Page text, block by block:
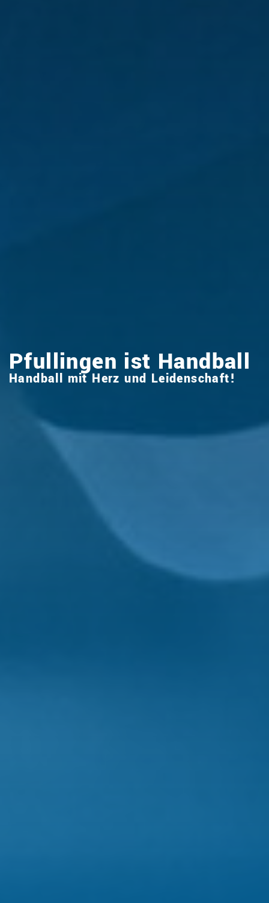
Pfullingen ist Handball
Handball mit Herz und Leidenschaft!